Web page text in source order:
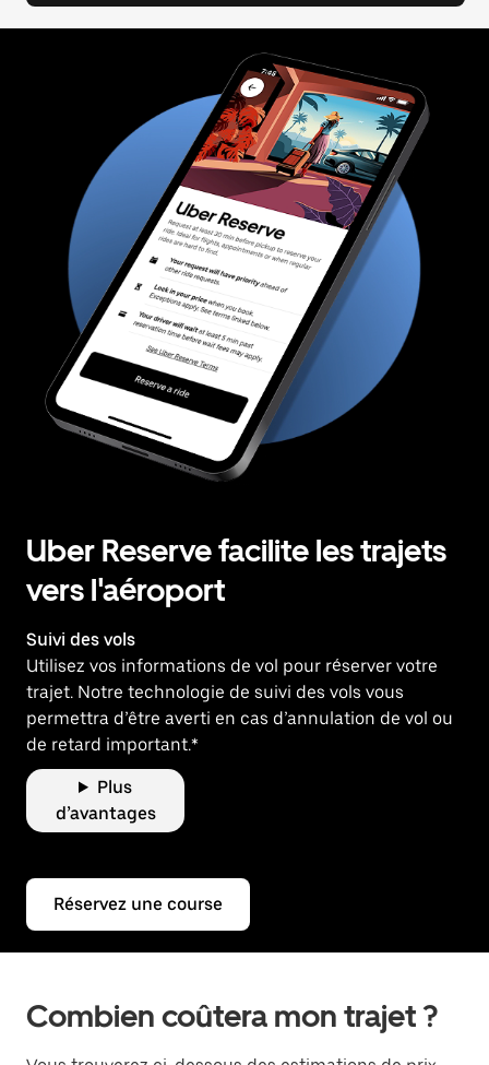
Uber Reserve facilite les trajets
vers l'aéroport
Suivi des vols
Utilisez vos informations de vol pour réserver votre
trajet. Notre technologie de suivi des vols vous
permettra d’être averti en cas d’annulation de vol ou
de retard important.*
Plus
d’avantages
Réservez une course
Combien coûtera mon trajet ?